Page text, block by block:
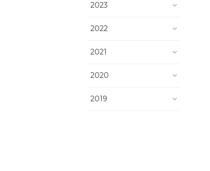
2023
2022
2021
2020
2019